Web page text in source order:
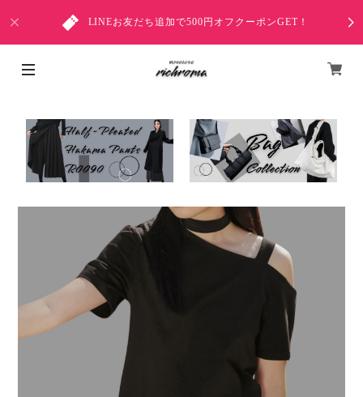
LINEお友だち追加で500円オフクーポンGET！